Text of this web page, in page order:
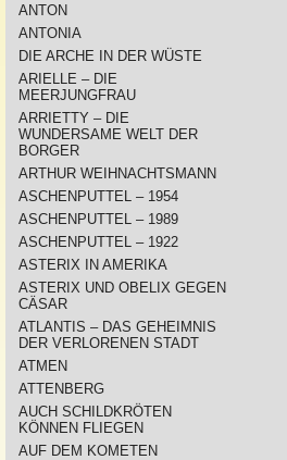
ANTON
ANTONIA
DIE ARCHE IN DER WÜSTE
ARIELLE – DIE
MEERJUNGFRAU
ARRIETTY – DIE
WUNDERSAME WELT DER
BORGER
ARTHUR WEIHNACHTSMANN
ASCHENPUTTEL – 1954
ASCHENPUTTEL – 1989
ASCHENPUTTEL – 1922
ASTERIX IN AMERIKA
ASTERIX UND OBELIX GEGEN
CÄSAR
ATLANTIS – DAS GEHEIMNIS
DER VERLORENEN STADT
ATMEN
ATTENBERG
AUCH SCHILDKRÖTEN
KÖNNEN FLIEGEN
AUF DEM KOMETEN